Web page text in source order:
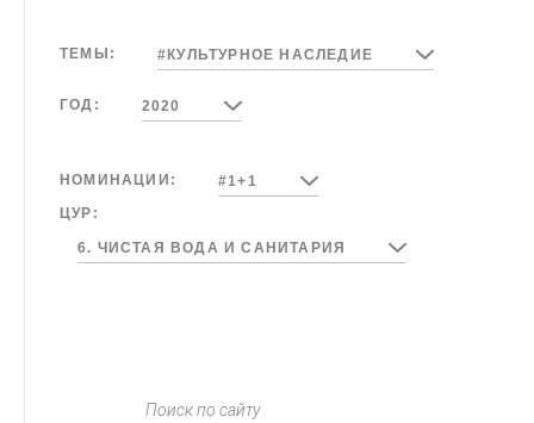
ТЕМЫ: #КУЛЬТУРНОЕ НАСЛЕДИЕ
ГОД: 2020
НОМИНАЦИИ:
#1+1
ЦУР:
6. ЧИСТАЯ ВОДА И САНИТАРИЯ
Поиск по сайту